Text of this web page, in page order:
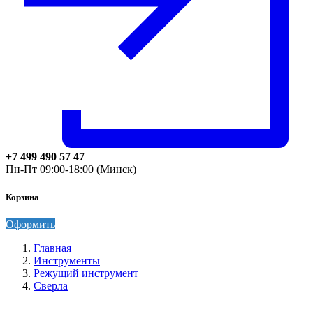
+7 499 490 57 47
Пн-Пт 09:00-18:00 (Минск)
Корзина
Оформить
Главная
Инструменты
Режущий инструмент
Сверла